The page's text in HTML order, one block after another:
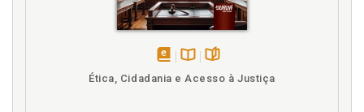
Ética, Cidadania e Acesso à Justiça